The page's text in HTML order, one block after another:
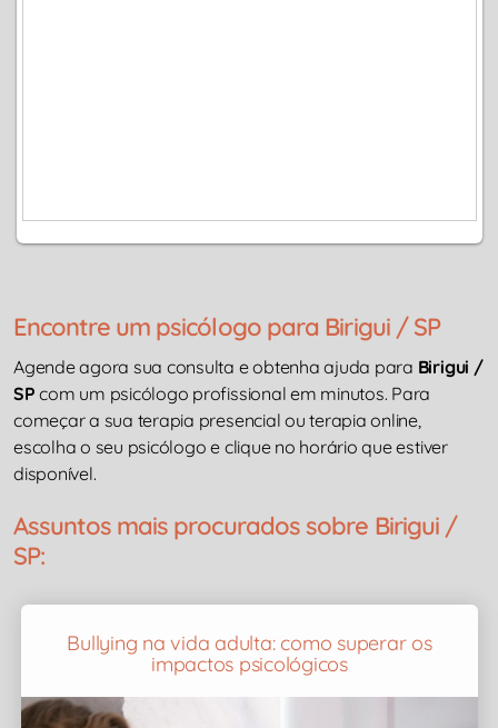
Encontre um psicólogo para Birigui / SP
Agende agora sua consulta e obtenha ajuda para Birigui /
SP com um psicólogo profissional em minutos. Para
começar a sua terapia presencial ou terapia online,
escolha o seu psicólogo e clique no horário que estiver
disponível.
Assuntos mais procurados sobre Birigui /
SP:
Bullying na vida adulta: como superar os
impactos psicológicos